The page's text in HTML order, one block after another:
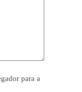
para a